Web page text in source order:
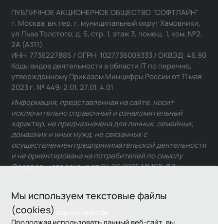
Мы используем текстовые файлы
(cookies)
Продолжая использовать данный веб-сайт, вы
Связаться с отделом качества
ПУБЛИЧНОЕ АКЦИОНЕРНОЕ ОБЩЕСТВО "СОФТЛАЙН"
г. Москва, вн.тер. г. муниципальный округ Хамовники,
ул Льва Толстого, д. 5, стр. 1, этаж 3, помещ. 1, ком. №2,
2А (А311)
ИНН: 7736227885 / ОГРН: 1027736009333 / ОКВЭД: 46.90
Коды видов деятельности в области IT по перечню,
утвержденному Приказом Минцифры России от 11 мая
2023 г. № 449: 2.01, 27.01, 4.01
Информация, представленная на сайте, носит
исключительно справочный и ознакомительный
характер, не предназначена для личных, семейных,
домашних и иных нужд, не связанных с
осуществлением предпринимательской деятельности
и не ориентирована на потребителей по смыслу
Федерального закона от 24.06.2025 № 168-ФЗ.